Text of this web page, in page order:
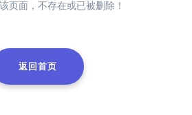
页面，不存在或已被删除！
返回首页